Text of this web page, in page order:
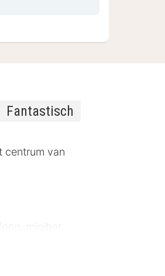
Fantastisch
centrum van
minibar,
straalt